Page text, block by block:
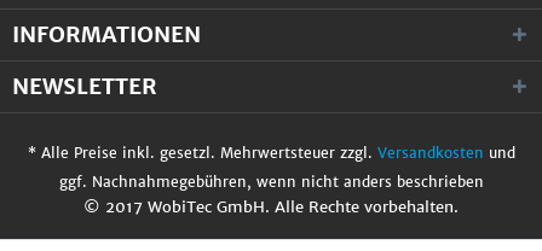
INFORMATIONEN
NEWSLETTER
* Alle Preise inkl. gesetzl. Mehrwertsteuer zzgl. Versandkosten und
ggf. Nachnahmegebühren, wenn nicht anders beschrieben
© 2017 WobiTec GmbH. Alle Rechte vorbehalten.